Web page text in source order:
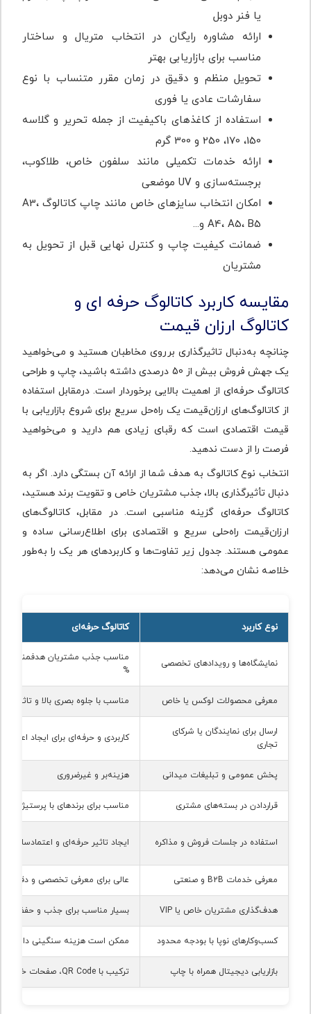
یا فنر دوبل
ارائه مشاوره رایگان در انتخاب متریال و ساختار
مناسب برای بازاریابی بهتر
تحویل منظم و دقیق در زمان مقرر متنساب با نوع
سفارشات عادی یا فوری
استفاده از کاغذهای باکیفیت از جمله تحریر و گلاسه
150، 170، 250 و 300 گرم
ارائه خدمات تکمیلی مانند سلفون خاص، طلاکوب،
برجسته‌سازی و UV موضعی
امکان انتخاب سایزهای خاص مانند چاپ کاتالوگ A3،
A4، A5، B5 و...
ضمانت کیفیت چاپ و کنترل نهایی قبل از تحویل به
مشتریان
مقایسه کاربرد کاتالوگ حرفه ای و
کاتالوگ ارزان قیمت
چنانچه به‌دنبال تاثیرگذاری برروی مخاطبان هستید و می‌خواهید
یک جهش فروش بیش از 50 درصدی داشته باشید، چاپ و طراحی
کاتالوگ حرفه‌ای از اهمیت بالایی برخوردار است. درمقابل استفاده
از کاتالوگ‌های ارزان‌قیمت یک راه‌‎حل سریع برای شروع بازاریابی با
قیمت اقتصادی است که رقبای زیادی هم دارید و می‌خواهید
فرصت را از دست ندهید.
انتخاب نوع کاتالوگ به هدف شما از ارائه آن بستگی دارد. اگر به
دنبال تأثیرگذاری بالا، جذب مشتریان خاص و تقویت برند هستید،
کاتالوگ حرفه‌ای گزینه مناسبی است. در مقابل، کاتالوگ‌های
ارزان‌قیمت راه‌حلی سریع و اقتصادی برای اطلاع‌رسانی ساده و
عمومی هستند. جدول زیر تفاوت‌ها و کاربردهای هر یک را به‌طور
خلاصه نشان می‌دهد:
نوع کاربرد کاتالوگ حرفه‌ای
نمایشگاه‌ها و رویدادهای تخصصی
%
معرفی محصولات لوکس یا خاص مناسب با جلوه بصری بالا و
ارسال برای نمایندگان یا شرکای
تجاری
کاربردی و حرفه‌ای برای ایجاد
پخش عمومی و تبلیغات میدانی هزینه‌بر و غیرضروری
قراردادن در بسته‌های مشتری مناسب برای برندهای با پرستیژ بالا
استفاده در جلسات فروش و مذاکره ایجاد تاثیر حرفه‌ای و اعتمادسازی
معرفی خدمات B2B و صنعتی عالی برای معرفی تخصصی و دقیق
هدف‌گذاری مشتریان خاص یا VIP بسیار مناسب برای جذب و حفظ
کسب‌وکارهای نوپا با بودجه محدود ممکن است هزینه سنگینی داشته
بازاریابی دیجیتال همراه با چاپ ترکیب با QR Code، صفحات خاص و طراحی جذاب